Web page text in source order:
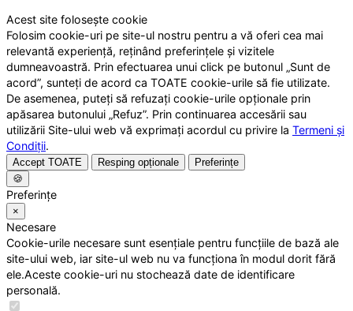
Acest site folosește cookie
Folosim cookie-uri pe site-ul nostru pentru a vă oferi cea mai
relevantă experiență, reținând preferințele și vizitele
dumneavoastră. Prin efectuarea unui click pe butonul „Sunt de
acord”, sunteți de acord ca TOATE cookie-urile să fie utilizate.
De asemenea, puteți să refuzați cookie-urile opționale prin
apăsarea butonului „Refuz”. Prin continuarea accesării sau
utilizării Site-ului web vă exprimați acordul cu privire la Termeni și
Condiții.
Accept TOATE Resping opționale
Preferințe
🍪
Preferințe
×
Necesare
Cookie-urile necesare sunt esențiale pentru funcțiile de bază ale
site-ului web, iar site-ul web nu va funcționa în modul dorit fără
ele.Aceste cookie-uri nu stochează date de identificare
personală.